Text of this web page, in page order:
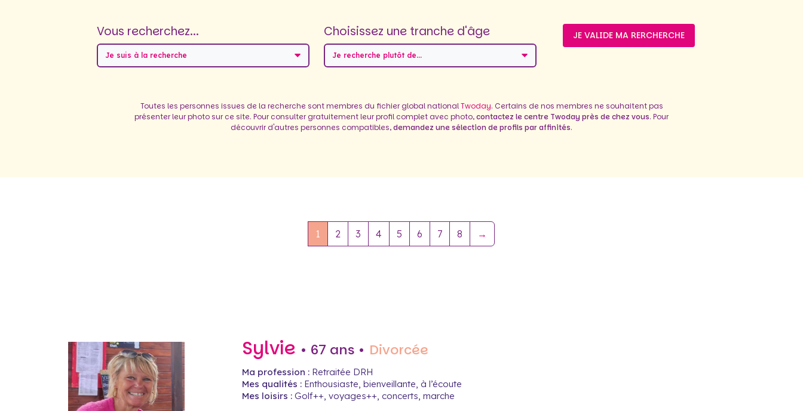
Vous recherchez...
Je suis à la recherche
Choisissez une tranche d'âge
Je recherche plutôt de...
JE VALIDE MA RERCHERCHE
Toutes les personnes issues de la recherche sont membres du fichier global nationalTwoday. Certains de nos membres ne souhaitent pas
présenter leur photo sur ce site. Pour consulter gratuitement leur profil complet avec photo,contactez le centre Twoday près de chez vous. Pour
découvrir d'autres personnes compatibles,demandez une sélection de profils par affinités.
1 2 3 4 5 6 7 8 →
Sylvie • 67 ans • Divorcée
Ma profession : Retraitée DRH
Mes qualités : Enthousiaste, bienveillante, à l’écoute
Mes loisirs : Golf++, voyages++, concerts, marche